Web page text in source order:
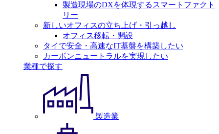
製造現場のDXを体現するスマートファクト
リー
新しいオフィスの立ち上げ・引っ越し
オフィス移転・開設
タイで安全・高速なIT基盤を構築したい
カーボンニュートラルを実現したい
業種で探す
製造業